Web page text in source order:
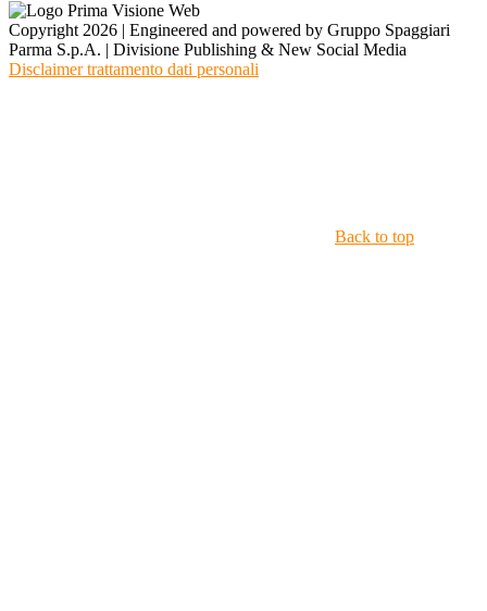
Copyright 2026 | Engineered and powered by Gruppo Spaggiari
Parma S.p.A. | Divisione Publishing & New Social Media
Disclaimer trattamento dati personali
Back to top